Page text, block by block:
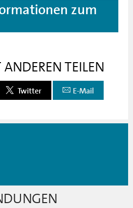
zum
TEILEN
Twitter E-Mail